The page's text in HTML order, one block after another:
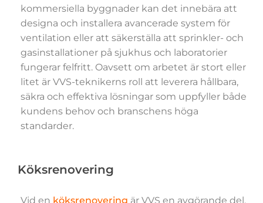
kommersiella byggnader kan det innebära att
designa och installera avancerade system för
ventilation eller att säkerställa att sprinkler- och
gasinstallationer på sjukhus och laboratorier
fungerar felfritt. Oavsett om arbetet är stort eller
litet är VVS-teknikerns roll att leverera hållbara,
säkra och effektiva lösningar som uppfyller både
kundens behov och branschens höga
standarder.
Köksrenovering
Vid en köksrenovering är VVS en avgörande del.